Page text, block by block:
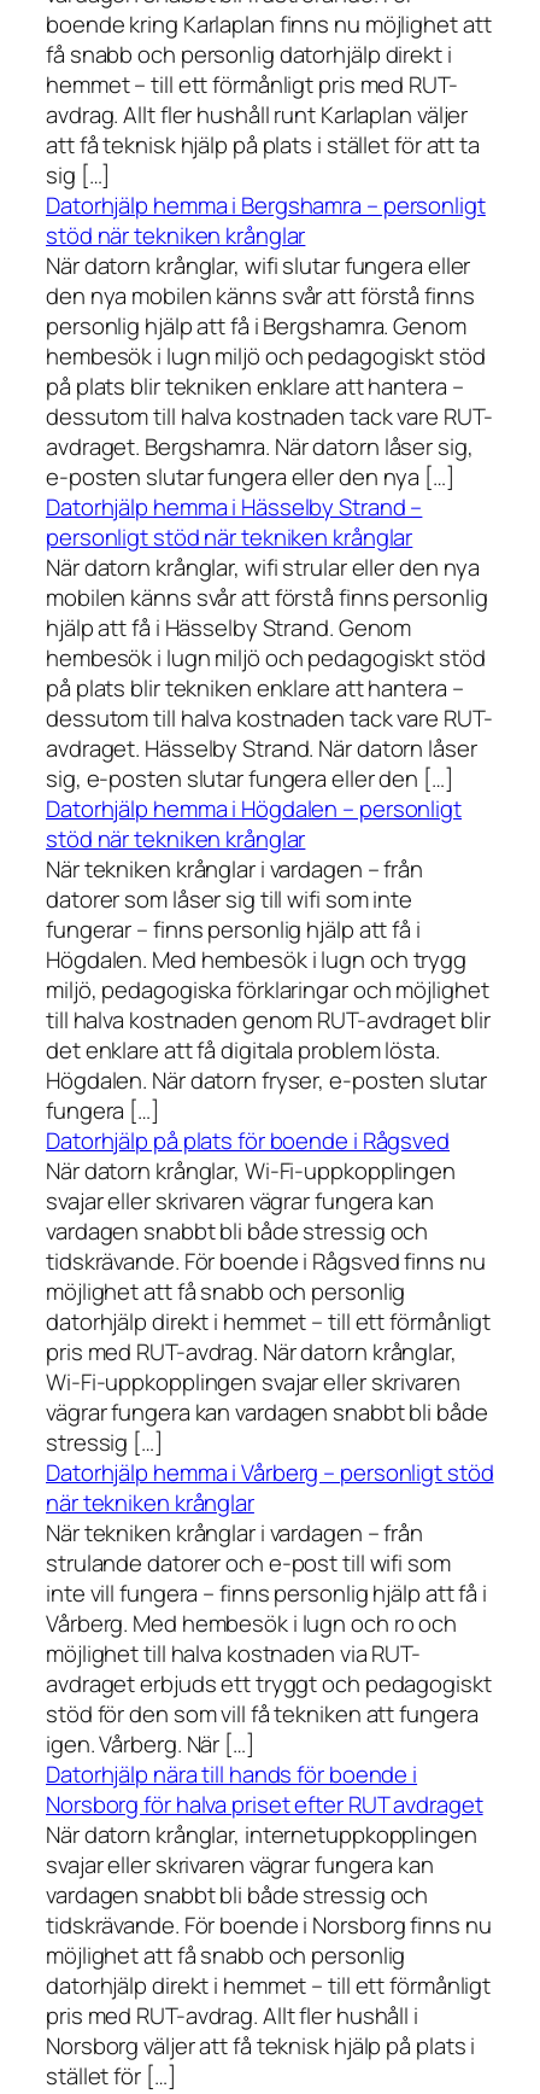
boende kring Karlaplan finns nu möjlighet att
få snabb och personlig datorhjälp direkt i
hemmet – till ett förmånligt pris med RUT-
avdrag. Allt fler hushåll runt Karlaplan väljer
att få teknisk hjälp på plats i stället för att ta
sig […]
Datorhjälp hemma i Bergshamra – personligt
stöd när tekniken krånglar
När datorn krånglar, wifi slutar fungera eller
den nya mobilen känns svår att förstå finns
personlig hjälp att få i Bergshamra. Genom
hembesök i lugn miljö och pedagogiskt stöd
på plats blir tekniken enklare att hantera –
dessutom till halva kostnaden tack vare RUT-
avdraget. Bergshamra. När datorn låser sig,
e-posten slutar fungera eller den nya […]
Datorhjälp hemma i Hässelby Strand –
personligt stöd när tekniken krånglar
När datorn krånglar, wifi strular eller den nya
mobilen känns svår att förstå finns personlig
hjälp att få i Hässelby Strand. Genom
hembesök i lugn miljö och pedagogiskt stöd
på plats blir tekniken enklare att hantera –
dessutom till halva kostnaden tack vare RUT-
avdraget. Hässelby Strand. När datorn låser
sig, e-posten slutar fungera eller den […]
Datorhjälp hemma i Högdalen – personligt
stöd när tekniken krånglar
När tekniken krånglar i vardagen – från
datorer som låser sig till wifi som inte
fungerar – finns personlig hjälp att få i
Högdalen. Med hembesök i lugn och trygg
miljö, pedagogiska förklaringar och möjlighet
till halva kostnaden genom RUT-avdraget blir
det enklare att få digitala problem lösta.
Högdalen. När datorn fryser, e-posten slutar
fungera […]
Datorhjälp på plats för boende i Rågsved
När datorn krånglar, Wi-Fi-uppkopplingen
svajar eller skrivaren vägrar fungera kan
vardagen snabbt bli både stressig och
tidskrävande. För boende i Rågsved finns nu
möjlighet att få snabb och personlig
datorhjälp direkt i hemmet – till ett förmånligt
pris med RUT-avdrag. När datorn krånglar,
Wi-Fi-uppkopplingen svajar eller skrivaren
vägrar fungera kan vardagen snabbt bli både
stressig […]
Datorhjälp hemma i Vårberg – personligt stöd
när tekniken krånglar
När tekniken krånglar i vardagen – från
strulande datorer och e-post till wifi som
inte vill fungera – finns personlig hjälp att få i
Vårberg. Med hembesök i lugn och ro och
möjlighet till halva kostnaden via RUT-
avdraget erbjuds ett tryggt och pedagogiskt
stöd för den som vill få tekniken att fungera
igen. Vårberg. När […]
Datorhjälp nära till hands för boende i
Norsborg för halva priset efter RUT avdraget
När datorn krånglar, internetuppkopplingen
svajar eller skrivaren vägrar fungera kan
vardagen snabbt bli både stressig och
tidskrävande. För boende i Norsborg finns nu
möjlighet att få snabb och personlig
datorhjälp direkt i hemmet – till ett förmånligt
pris med RUT-avdrag. Allt fler hushåll i
Norsborg väljer att få teknisk hjälp på plats i
stället för […]